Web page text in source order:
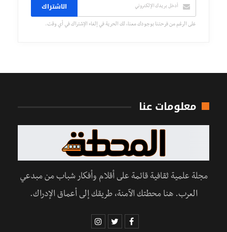
الاشتراك
على الرغم من فرحتنا بوجودك معنا، لك الحرية في إلغاء الإشتراك في أي وقت.
معلومات عنا
مجلة علمية ثقافية قائمة على أقلام وأفكار شباب من مبدعي
العرب. هنا محطتك الآمنة، طريقك إلى أعماق الإدراك.